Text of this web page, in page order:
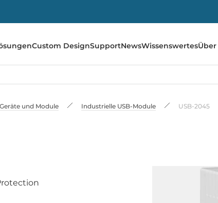
Custom DesignSupportNewsWissenswertes
und Module Industrielle USB-Module USB-2045